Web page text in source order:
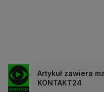
Artykuł zawiera
KONTAKT24